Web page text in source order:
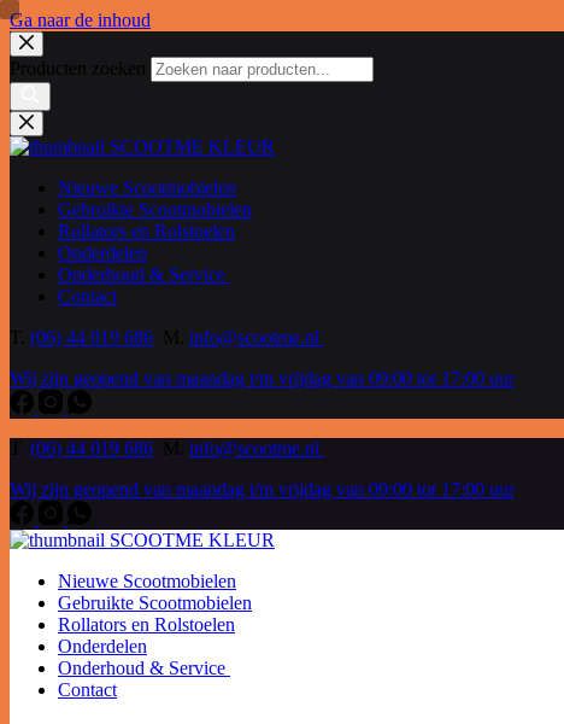
Ga naar de inhoud
Producten zoeken
Nieuwe Scootmobielen
Gebruikte Scootmobielen
Rollators en Rolstoelen
Onderdelen
Onderhoud & Service
Contact
T. (06) 44 019 686 M. info@scootme.nl
Wij zijn geopend van maandag t/m vrijdag van 09:00 tot 17:00 uur
(06) 44 019 686
info@scootme.nl
Wij zijn geopend van maandag t/m vrijdag van 09:00 tot 17:00 uur
Nieuwe Scootmobielen
Gebruikte Scootmobielen
Rollators en Rolstoelen
Onderdelen
Onderhoud & Service
Contact